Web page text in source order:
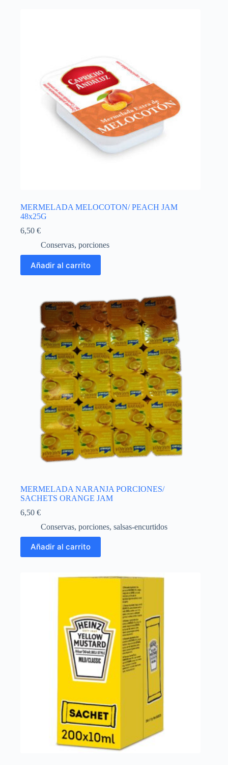
MERMELADA MELOCOTON/ PEACH JAM
48x25G
6,50 €
Conservas, porciones
Añadir al carrito
MERMELADA NARANJA PORCIONES/
SACHETS ORANGE JAM
6,50 €
Conservas, porciones, salsas-encurtidos
Añadir al carrito